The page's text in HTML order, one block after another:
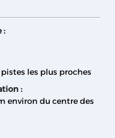
:
les plus proches
:
environ du centre des